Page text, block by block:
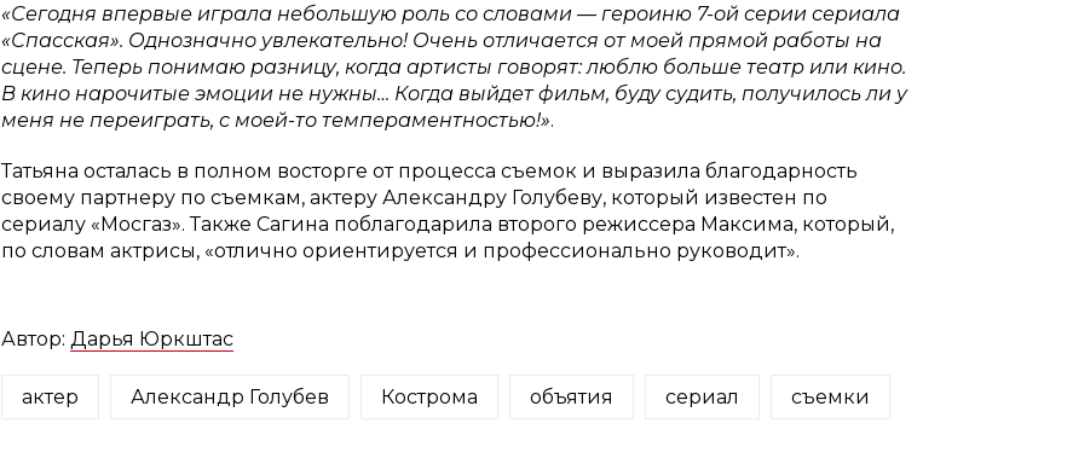
«Сегодня впервые играла небольшую роль со словами — героиню 7-ой серии сериала
«Спасская». Однозначно увлекательно! Очень отличается от моей прямой работы на
сцене. Теперь понимаю разницу, когда артисты говорят: люблю больше театр или кино.
В кино нарочитые эмоции не нужны… Когда выйдет фильм, буду судить, получилось ли у
меня не переиграть, с моей-то темпераментностью!».
Татьяна осталась в полном восторге от процесса съемок и выразила благодарность
своему партнеру по съемкам, актеру Александру Голубеву, который известен по
сериалу «Мосгаз». Также Сагина поблагодарила второго режиссера Максима, который,
по словам актрисы, «отлично ориентируется и профессионально руководит».
Автор: Дарья Юркштас
актер Александр Голубев Кострома объятия сериал съемки